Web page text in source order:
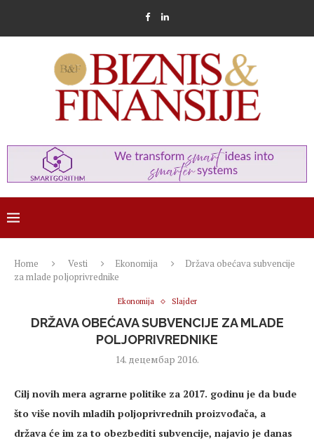
Home Vesti Ekonomija
Država obećava subvencije
za mlade poljoprivrednike
Ekonomija Slajder
DRŽAVA OBEĆAVA SUBVENCIJE ZA MLADE
POLJOPRIVREDNIKE
14. децембар 2016.
Cilj novih mera agrarne politike za 2017. godinu je da bude
što više novih mladih poljoprivrednih proizvođača, a
država će im za to obezbediti subvencije, najavio je danas